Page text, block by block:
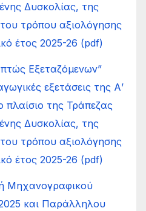
Δυσκολίας, της
τρόπου αξιολόγησης
έτος 2025-26 (pdf)
Εξεταζόμενων”
εξετάσεις της Α’
της Τράπεζας
Δυσκολίας, της
τρόπου αξιολόγησης
έτος 2025-26 (pdf)
Μηχανογραφικού
και Παράλληλου